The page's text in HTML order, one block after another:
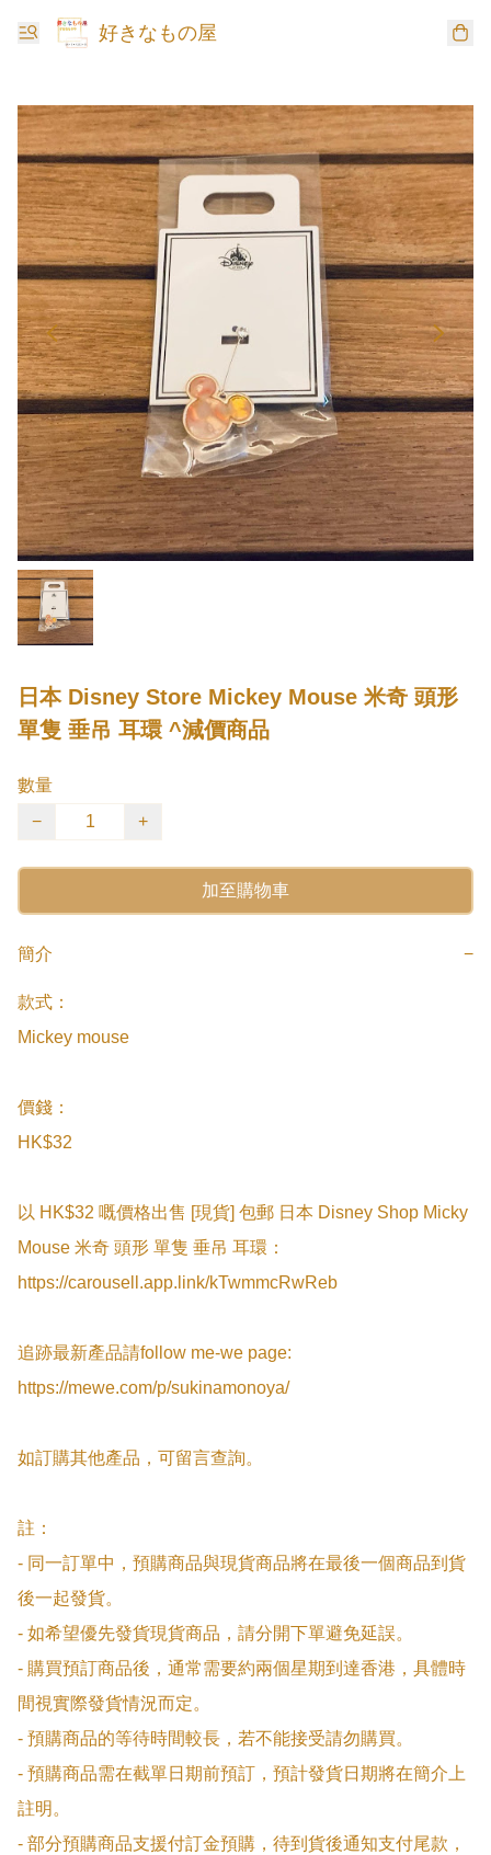
好きなもの屋
日本 Disney Store Mickey Mouse 米奇 頭形
單隻 垂吊 耳環 ^減價商品
數量
−
+
加至購物車
簡介 −
款式：
Mickey mouse
價錢：
HK$32
以 HK$32 嘅價格出售 [現貨] 包郵 日本 Disney Shop Micky
Mouse 米奇 頭形 單隻 垂吊 耳環：
https://carousell.app.link/kTwmmcRwReb
追跡最新產品請follow me-we page:
https://mewe.com/p/sukinamonoya/
如訂購其他產品，可留言查詢。
註：
- 同一訂單中，預購商品與現貨商品將在最後一個商品到貨
後一起發貨。
- 如希望優先發貨現貨商品，請分開下單避免延誤。
- 購買預訂商品後，通常需要約兩個星期到達香港，具體時
間視實際發貨情況而定。
- 預購商品的等待時間較長，若不能接受請勿購買。
- 預購商品需在截單日期前預訂，預計發貨日期將在簡介上
註明。
- 部分預購商品支援付訂金預購，待到貨後通知支付尾款，